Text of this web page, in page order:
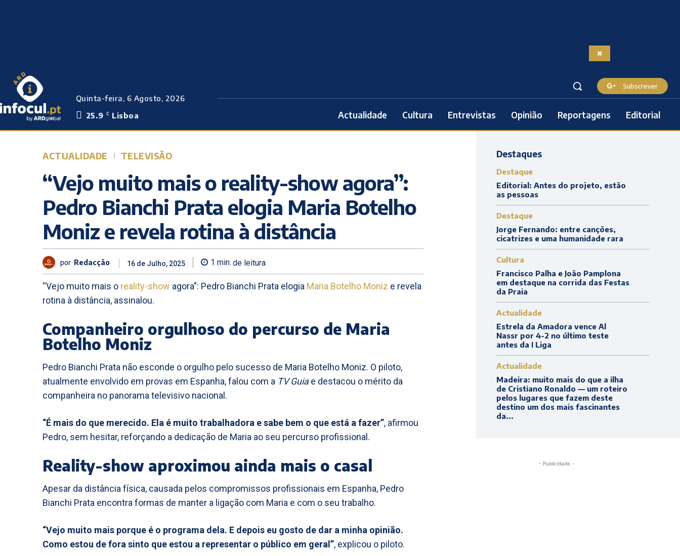
Quinta-feira, 6 Agosto, 2026
25.9 C Lisboa
Subscrever
Actualidade Cultura Entrevistas Opinião Reportagens Editorial
ACTUALIDADE TELEVISÃO
“Vejo muito mais o reality-show agora”:
Pedro Bianchi Prata elogia Maria Botelho
Moniz e revela rotina à distância
por Redacção 16 de Julho, 2025 1 min. de leitura
“Vejo muito mais o reality-show agora”: Pedro Bianchi Prata elogia Maria Botelho Moniz e revela
rotina à distância, assinalou.
Companheiro orgulhoso do percurso de Maria
Botelho Moniz
Pedro Bianchi Prata não esconde o orgulho pelo sucesso de Maria Botelho Moniz. O piloto,
atualmente envolvido em provas em Espanha, falou com a TV Guiae destacou o mérito da
companheira no panorama televisivo nacional.
“É mais do que merecido. Ela é muito trabalhadora e sabe bem o que está a fazer”, afirmou
Pedro, sem hesitar, reforçando a dedicação de Maria ao seu percurso profissional.
Reality-show aproximou ainda mais o casal
Apesar da distância física, causada pelos compromissos profissionais em Espanha, Pedro
Bianchi Prata encontra formas de manter a ligação com Maria e com o seu trabalho.
“Vejo muito mais porque é o programa dela. E depois eu gosto de dar a minha opinião.
Como estou de fora sinto que estou a representar o público em geral”, explicou o piloto.
Destaques
Destaque
Editorial: Antes do projeto, estão
as pessoas
Destaque
Jorge Fernando: entre canções,
cicatrizes e uma humanidade rara
Cultura
Francisco Palha e João Pamplona
em destaque na corrida das Festas
da Praia
Actualidade
Estrela da Amadora vence Al
Nassr por 4-2 no último teste
antes da I Liga
Actualidade
Madeira: muito mais do que a ilha
de Cristiano Ronaldo — um roteiro
pelos lugares que fazem deste
destino um dos mais fascinantes
da...
- Publicidade -